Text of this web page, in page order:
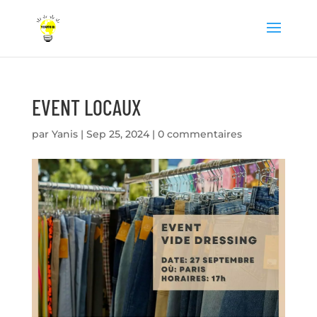
EVENT LOCAUX
par Yanis| Sep 25, 2024| 0 commentaires